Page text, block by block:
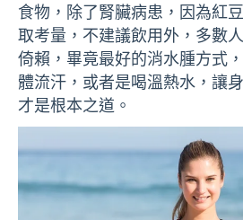
食物，除了腎臟病患，因為紅
取考量，不建議飲用外，多數
倚賴，畢竟最好的消水腫方式
體流汗，或者是喝溫熱水，讓
才是根本之道。